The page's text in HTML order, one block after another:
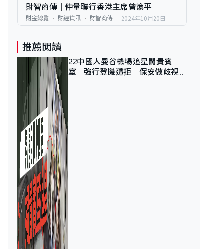
財智商傳｜仲量聯行香港主席曾煥平
財金總覽 財經資訊 財智商傳 2024年10月20日
推薦閱讀
22中國人曼谷機場追星闖貴賓
室 強行登機遭拒 保安做歧視手